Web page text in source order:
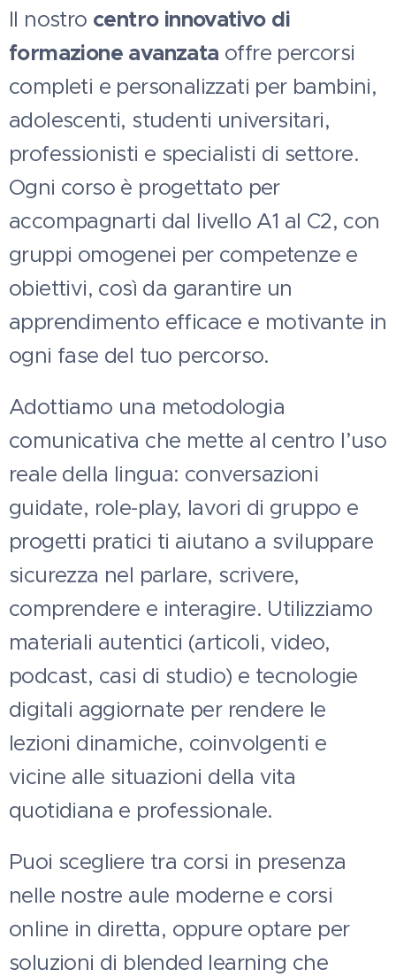
Il nostro centro innovativo di
formazione avanzata offre percorsi
completi e personalizzati per bambini,
adolescenti, studenti universitari,
professionisti e specialisti di settore.
Ogni corso è progettato per
accompagnarti dal livello A1 al C2, con
gruppi omogenei per competenze e
obiettivi, così da garantire un
apprendimento efficace e motivante in
ogni fase del tuo percorso.
Adottiamo una metodologia
comunicativa che mette al centro l’uso
reale della lingua: conversazioni
guidate, role-play, lavori di gruppo e
progetti pratici ti aiutano a sviluppare
sicurezza nel parlare, scrivere,
comprendere e interagire. Utilizziamo
materiali autentici (articoli, video,
podcast, casi di studio) e tecnologie
digitali aggiornate per rendere le
lezioni dinamiche, coinvolgenti e
vicine alle situazioni della vita
quotidiana e professionale.
Puoi scegliere tra corsi in presenza
nelle nostre aule moderne e corsi
online in diretta, oppure optare per
soluzioni di blended learning che